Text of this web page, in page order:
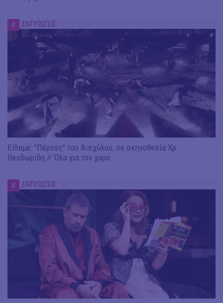
# ΕΝΤΥΠΩΣΕΙΣ
Είδαμε: "Πέρσες" του Αισχύλου, σε σκηνοθεσία Χρ.
Θεοδωρίδη // Όλα για τον χορό
# ΕΝΤΥΠΩΣΕΙΣ